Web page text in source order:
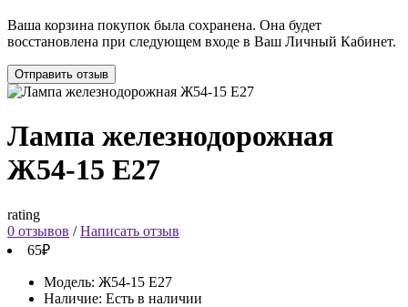
Ваша корзина покупок была сохранена. Она будет
восстановлена при следующем входе в Ваш Личный Кабинет.
Отправить отзыв
Лампа железнодорожная
Ж54-15 Е27
rating
0 отзывов /Написать отзыв
65₽
Модель: Ж54-15 Е27
Наличие: Есть в наличии